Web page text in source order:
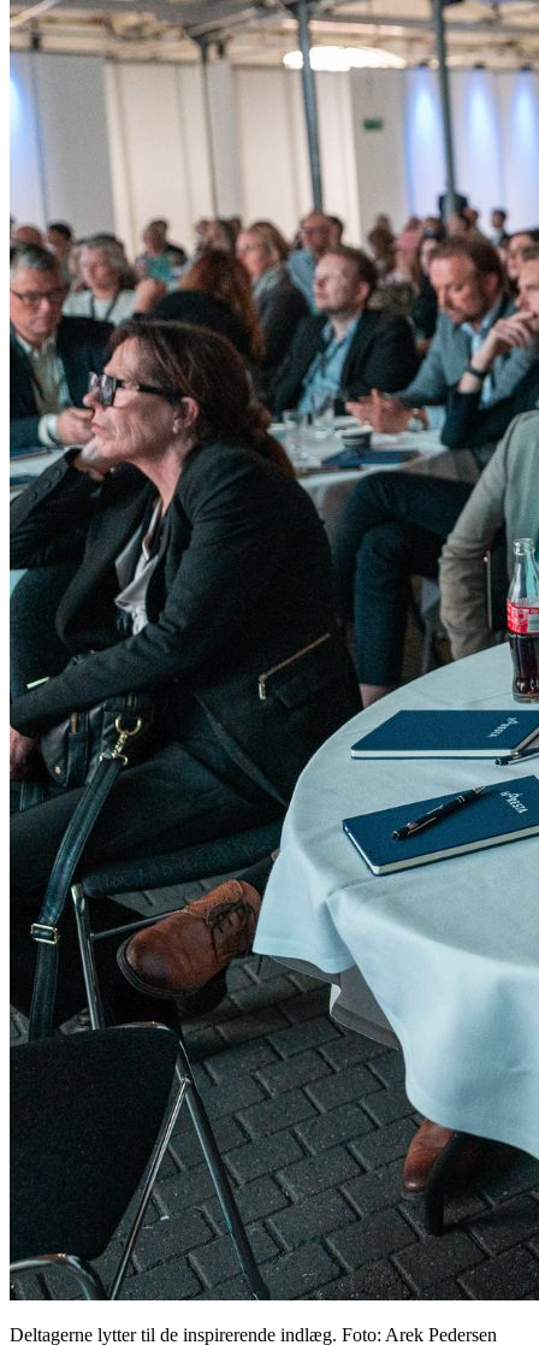
Deltagerne lytter til de inspirerende indlæg. Foto: Arek Pedersen